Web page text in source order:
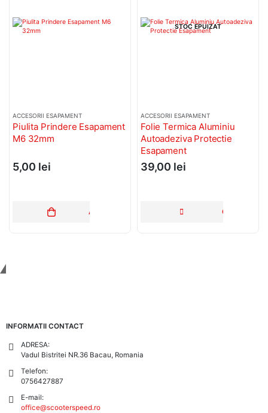
ACCESORII ESAPAMENT
Piulita Prindere Esapament
M6 32mm
5,00 lei
ADAUGĂ ÎN COȘ
STOC EPUIZAT
ACCESORII ESAPAMENT
Folie Termica Aluminiu
Autoadeziva Protectie
Esapament
39,00 lei
CITEȘTE
INFORMATII CONTACT
ADRESA:
Vadul Bistritei NR.36 Bacau, Romania
Telefon:
0756427887
E-mail:
office@scooterspeed.ro